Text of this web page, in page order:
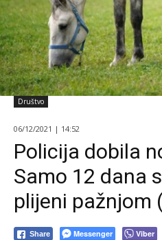
Društvo
06/12/2021 | 14:52
Policija dobila
Samo 12 dana
plijeni pažnjom
Share Messenger Viber